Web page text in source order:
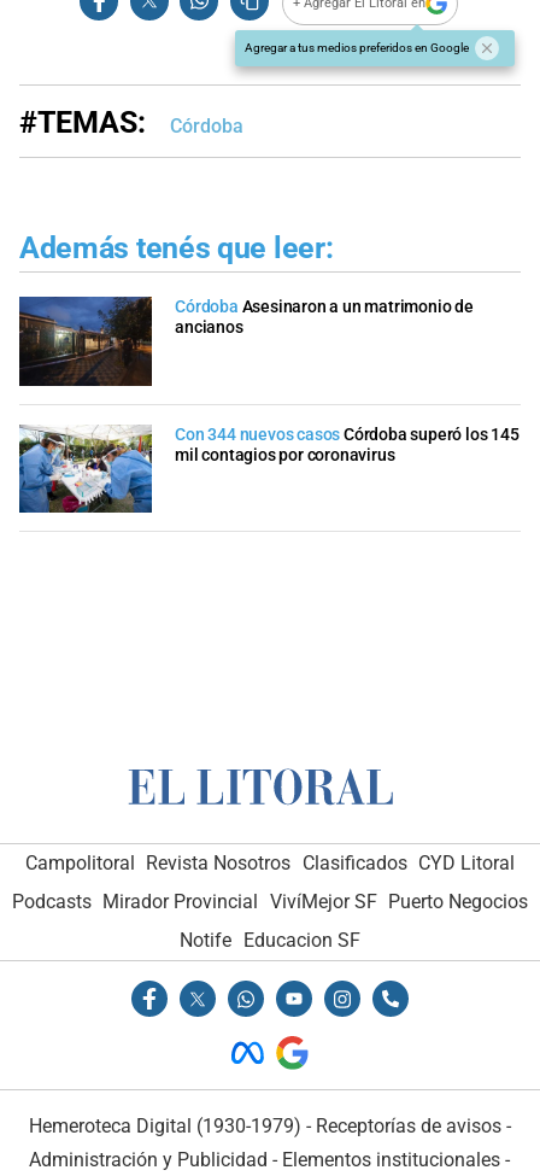
+ Agregar El Litoral en
Agregar a tus medios preferidos en Google
#TEMAS: Córdoba
Además tenés que leer:
Córdoba Asesinaron a un matrimonio de
ancianos
Con 344 nuevos casosCórdoba superó los 145
mil contagios por coronavirus
Campolitoral Revista Nosotros Clasificados CYD Litoral
Podcasts Mirador Provincial VivíMejor SF Puerto Negocios
Notife Educacion SF
Hemeroteca Digital (1930-1979) - Receptorías de avisos -
Administración y Publicidad - Elementos institucionales -